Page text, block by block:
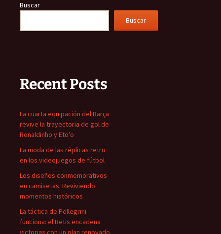
Buscar
Buscar
Recent Posts
La cuarta equipación del Barça
revive la trayectoria de gol de
Ronaldinho y Eto’o
La moda de las réplicas retro
en los videojuegos de fútbol
Los diseños conmemorativos
en camisetas: Reviviendo
momentos históricos
La táctica de Pellegrini
funciona: el Betis encadena
victorias con un plan renovado